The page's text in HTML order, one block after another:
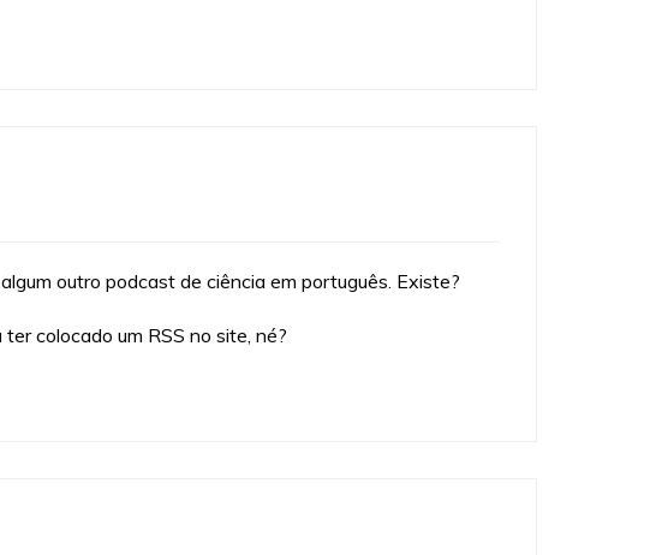
outro podcast de ciência em português. Existe?
colocado um RSS no site, né?